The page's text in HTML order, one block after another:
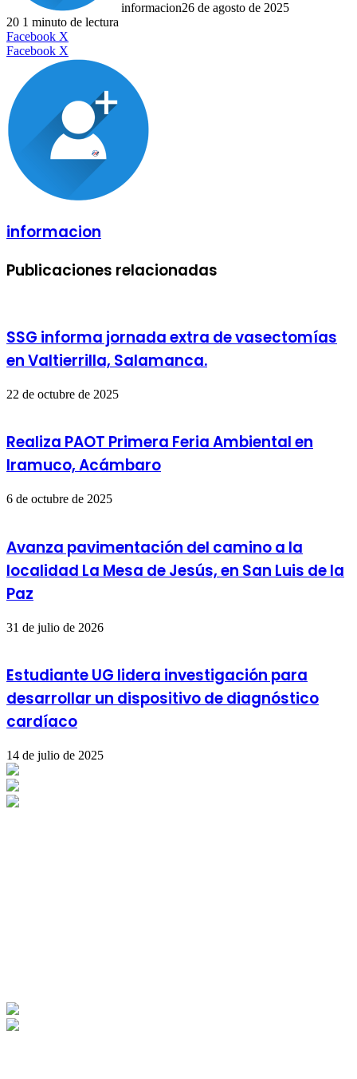
informacion26 de agosto de 2025
20 1 minuto de lectura
Facebook X
Facebook X
por
electrónico
informacion
Publicaciones relacionadas
SSG informa jornada extra de vasectomías
en Valtierrilla, Salamanca.
22 de octubre de 2025
Realiza PAOT Primera Feria Ambiental en
Iramuco, Acámbaro
6 de octubre de 2025
Avanza pavimentación del camino a la
localidad La Mesa de Jesús, en San Luis de la
Paz
31 de julio de 2026
Estudiante UG lidera investigación para
desarrollar un dispositivo de diagnóstico
cardíaco
14 de julio de 2025